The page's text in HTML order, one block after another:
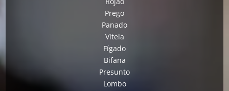
Prego
Panado
Vitela
Fígado
Bifana
Presunto
Lombo